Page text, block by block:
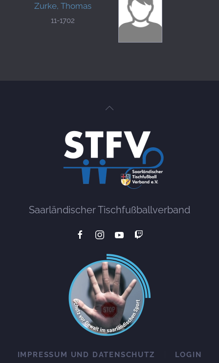
Zurke, Thomas
11-1702
Saarländischer Tischfußballverband
IMPRESSUM UND DATENSCHUTZ LOGIN